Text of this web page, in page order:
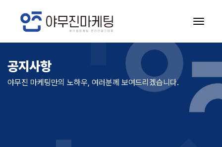
공지사항
공지사항
야무진 마케팅만의 노하우, 여러분께 보여드리겠습니다.